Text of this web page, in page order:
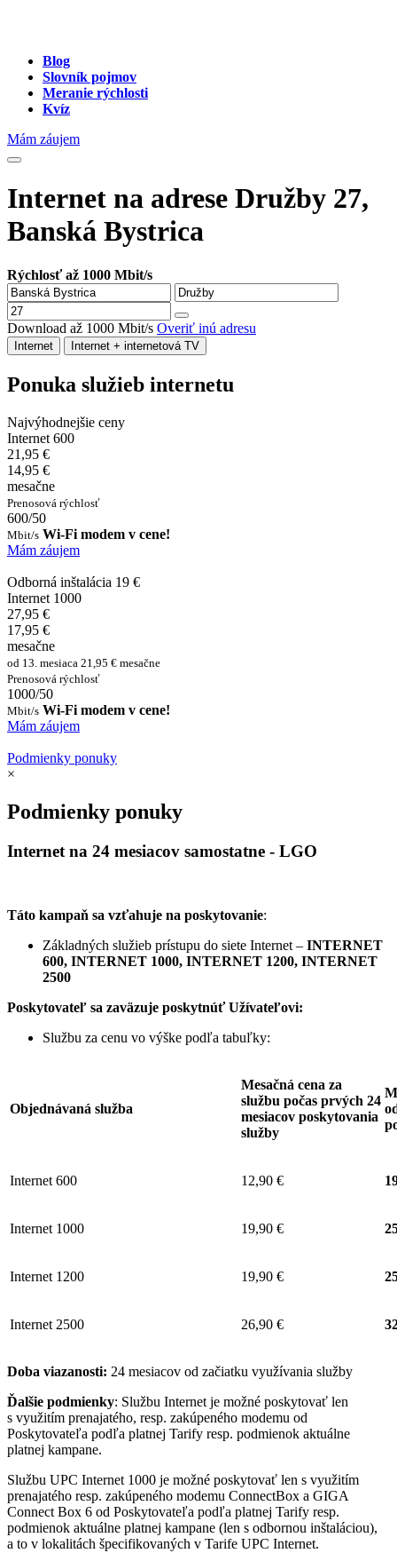
Blog
Slovník pojmov
Meranie rýchlosti
Kvíz
Mám záujem
Internet na adrese Družby 27,
Banská Bystrica
Rýchlosť až 1000 Mbit/s
Download až 1000 Mbit/s Overiť inú adresu
Internet Internet + internetová TV
Ponuka služieb internetu
Najvýhodnejšie ceny
Internet 600
21,95 €
14,95 €
mesačne
Prenosová rýchlosť
600/50
Mbit/s Wi-Fi modem v cene!
Mám záujem
Odborná inštalácia 19 €
Internet 1000
27,95 €
17,95 €
mesačne
od 13. mesiaca 21,95 € mesačne
Prenosová rýchlosť
1000/50
Mbit/s Wi-Fi modem v cene!
Mám záujem
Podmienky ponuky
×
Podmienky ponuky
Internet na 24 mesiacov samostatne - LGO
Táto kampaň sa vzťahuje na poskytovanie:
Základných služieb prístupu do siete Internet – INTERNET
600, INTERNET 1000, INTERNET 1200, INTERNET
2500
Poskytovateľ sa zaväzuje poskytnúť Užívateľovi:
Službu za cenu vo výške podľa tabuľky:
Objednávaná služba
Mesačná cena za
službu počas prvých 24
mesiacov poskytovania
služby
Internet 600 12,90 €
Internet 1000 19,90 €
Internet 1200 19,90 €
Internet 2500 26,90 €
Doba viazanosti: 24 mesiacov od začiatku využívania služby
Ďalšie podmienky: Službu Internet je možné poskytovať len
s využitím prenajatého, resp. zakúpeného modemu od
Poskytovateľa podľa platnej Tarify resp. podmienok aktuálne
platnej kampane.
Službu UPC Internet 1000 je možné poskytovať len s využitím
prenajatého resp. zakúpeného modemu ConnectBox a GIGA
Connect Box 6 od Poskytovateľa podľa platnej Tarify resp.
podmienok aktuálne platnej kampane (len s odbornou inštaláciou),
a to v lokalitách špecifikovaných v Tarife UPC Internet.